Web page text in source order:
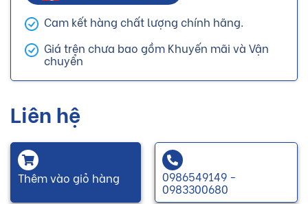
Cam kết hàng chất lượng chính hãng.
Giá trên chưa bao gồm Khuyến mãi và Vận
chuyển
Liên hệ
Thêm vào giỏ hàng 0986549149 -
0983300680